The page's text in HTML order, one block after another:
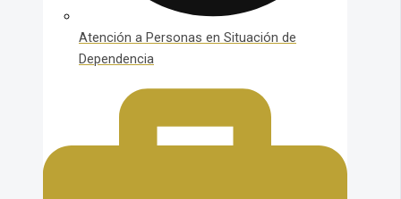
Atención a Personas en Situación de
Dependencia